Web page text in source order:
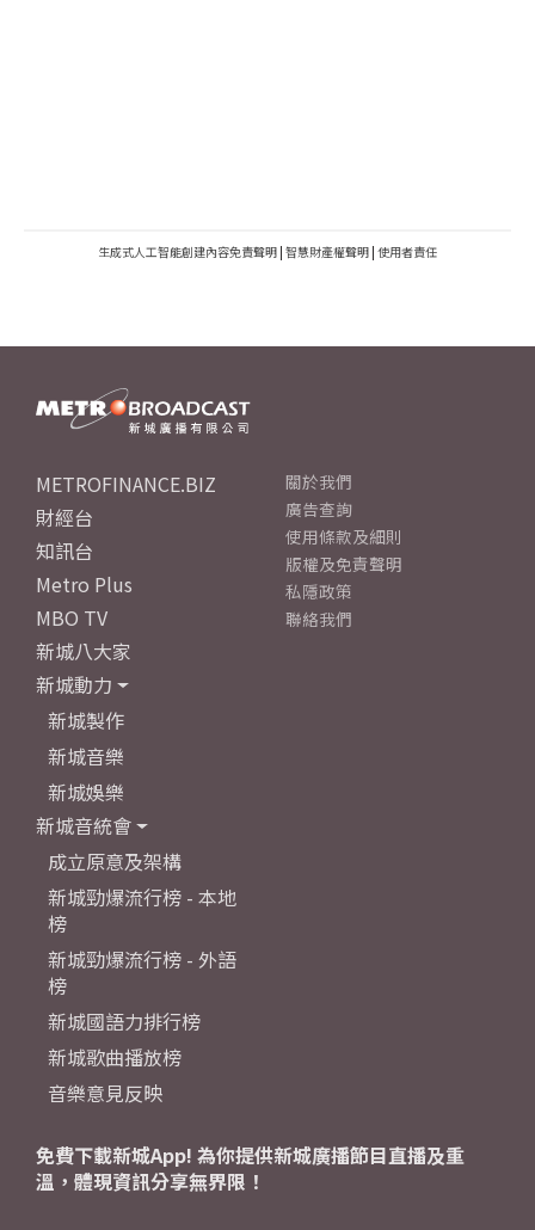
生成式人工智能創建內容免責聲明 | 智慧財產權聲明 | 使用者責任
METROFINANCE.BIZ
財經台
知訊台
Metro Plus
MBO TV
新城八大家
新城動力
新城製作
新城音樂
新城娛樂
新城音統會
成立原意及架構
新城勁爆流行榜 - 本地
榜
新城勁爆流行榜 - 外語
榜
新城國語力排行榜
新城歌曲播放榜
音樂意見反映
關於我們
廣告查詢
使用條款及細則
版權及免責聲明
私隱政策
聯絡我們
免費下載新城App! 為你提供新城廣播節目直播及重
溫，體現資訊分享無界限！